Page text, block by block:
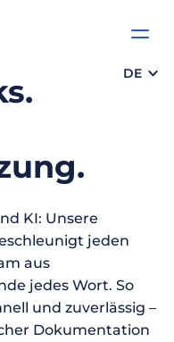
DE
KI: Unsere
jeden
aus
jedes Wort. So
und zuverlässig –
Dokumentation